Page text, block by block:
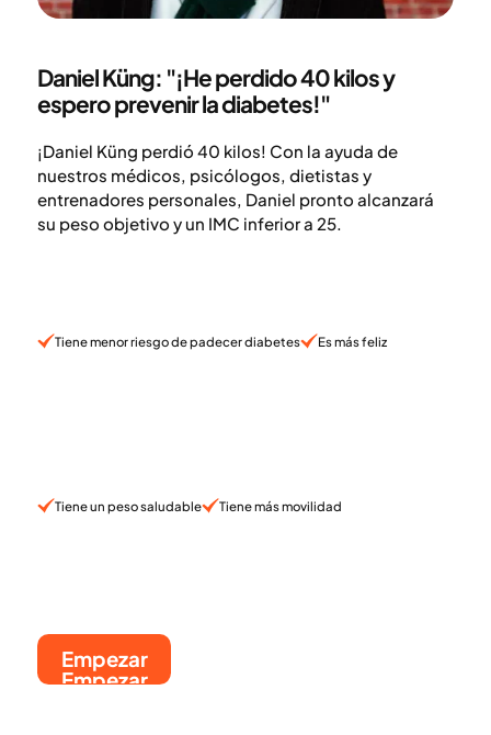
Daniel Küng: "¡He perdido 40 kilos y
espero prevenir la diabetes!"
¡Daniel Küng perdió 40 kilos! Con la ayuda de
nuestros médicos, psicólogos, dietistas y
entrenadores personales, Daniel pronto alcanzará
su peso objetivo y un IMC inferior a 25.
Tiene menor riesgo de padecer diabetes Es más feliz
Tiene un peso saludable Tiene más movilidad
Empezar
Empezar